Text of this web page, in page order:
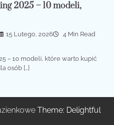
2025 – 10 modeli,
15 Lutego, 2026
4 Min Read
– 10 modeli, które warto kupić
osób […]
Theme: Delightful